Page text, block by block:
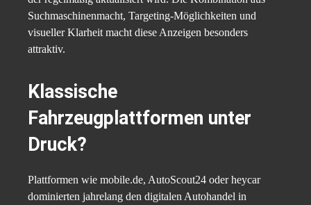
Suchmaschinenmacht, Targeting-Möglichkeiten und
visueller Klarheit macht diese Anzeigen besonders
attraktiv.
Klassische
Fahrzeugplattformen unter
Druck?
Plattformen wie mobile.de, AutoScout24 oder heycar
dominierten jahrelang den digitalen Autohandel in